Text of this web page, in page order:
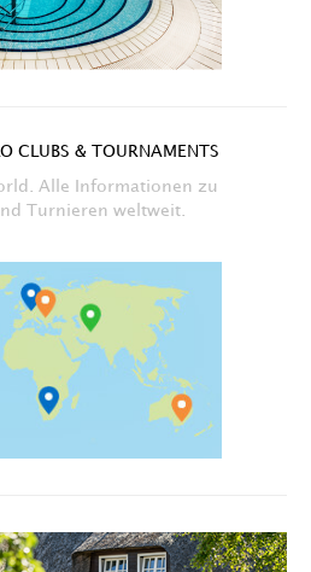
CLUBS & TOURNAMENTS
Alle Informationen zu
Turnieren weltweit.